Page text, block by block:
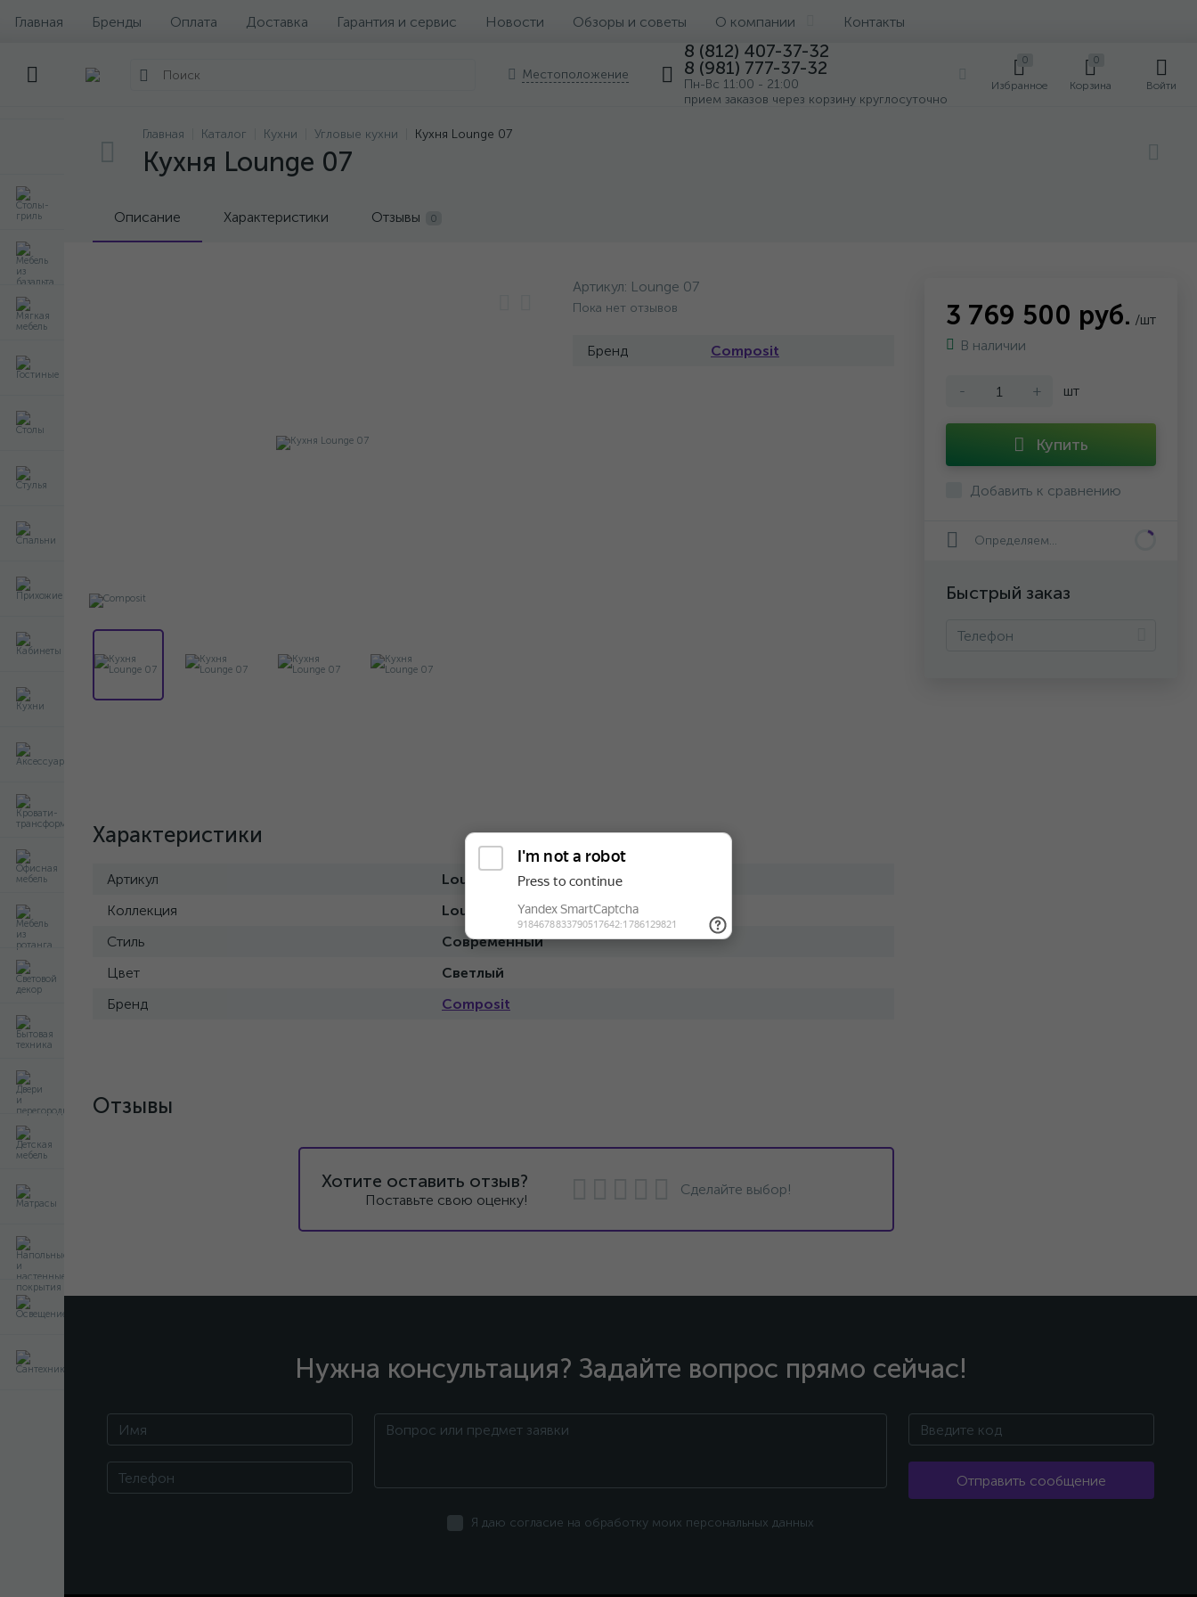
Главная Бренды Оплата Доставка Гарантия и сервис Новости Обзоры и советы О компании Контакты
Местоположение
8 (812) 407-37-32
8 (981) 777-37-32
Пн-Вс 11:00 - 21:00
прием заказов через корзину круглосуточно
0
Избранное
0
Корзина Войти
Главная Каталог Кухни Угловые кухни Кухня Lounge 07
Кухня Lounge 07
Описание Характеристики Отзывы 0
Артикул: Lounge 07
Пока нет отзывов
Бренд Composit
Характеристики
Артикул
Lounge 07
Коллекция
Lounge
Стиль
Современный
Цвет
Светлый
Бренд
Composit
3 769 500 руб. /шт
В наличии
- + шт
Купить
Добавить к сравнению
Определяем...
Быстрый заказ
Отзывы
Хотите оставить отзыв?
Поставьте свою оценку!
Сделайте выбор!
Нужна консультация? Задайте вопрос прямо сейчас!
Отправить сообщение
Я даю согласие на обработку моих персональных данных